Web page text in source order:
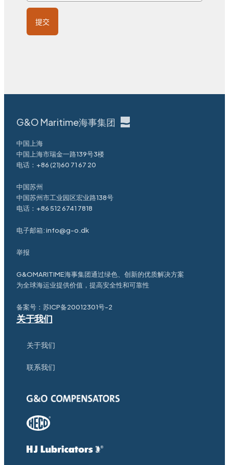
G&O Maritime海事集团
中国上海
中国上海市瑞金一路139号3楼
电话： +86 (21)60 71 67 20
中国苏州
中国苏州市工业园区宏业路138号
电话： +86 512 6741 7818
电子邮箱:info@g-o.dk
举报
G&OMARITIME海事集团通过绿色、创新的优质解决方案
为全球海运业提供价值，提高安全性和可靠性
备案号： 苏ICP备20012301号-2
关于我们
关于我们
联系我们